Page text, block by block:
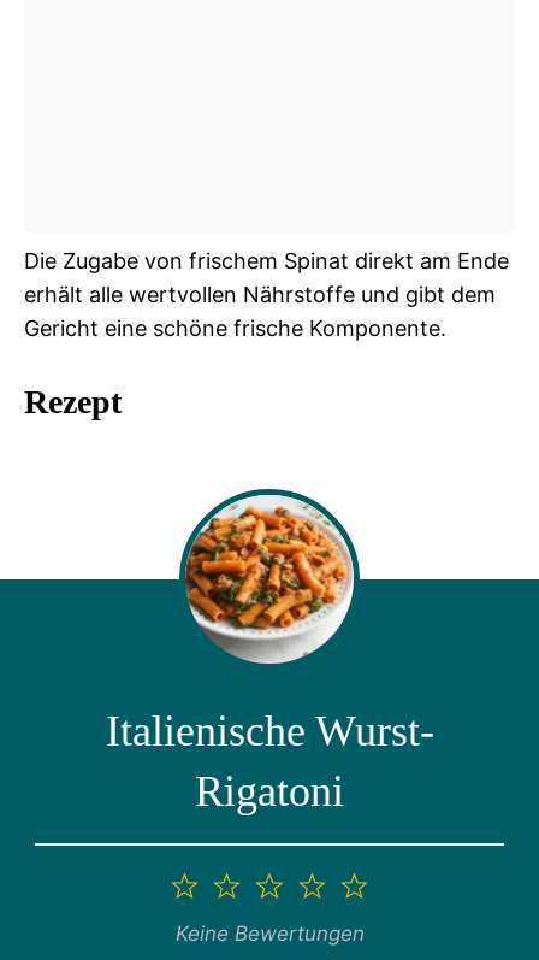
Die Zugabe von frischem Spinat direkt am Ende
erhält alle wertvollen Nährstoffe und gibt dem
Gericht eine schöne frische Komponente.
Rezept
Italienische Wurst-
Rigatoni
5
4
Sterne
3
Sterne
2
Sterne
1
Stern
Keine Bewertungen